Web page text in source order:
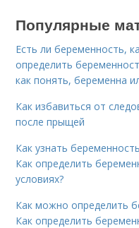
Популярные
Есть ли беременность,
определить
как понять, беременна
Как избавиться от
после прыщей
Как узнать
Как определить
условиях?
Как можно определить
Как определить